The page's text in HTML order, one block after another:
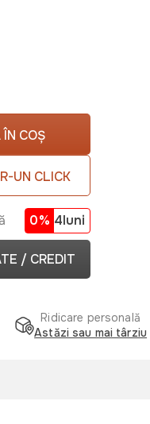
COȘ
UN CLICK
0% 4luni
/ CREDIT
Ridicare personală
Astăzi sau mai târziu